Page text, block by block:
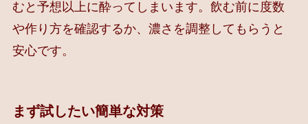
むと予想以上に酔ってしまいます。飲む前に度数
や作り方を確認するか、濃さを調整してもらうと
安心です。
まず試したい簡単な対策